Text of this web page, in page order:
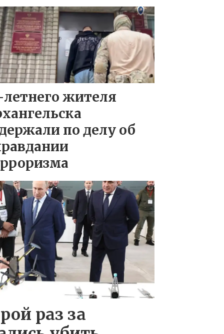
летнего жителя
по делу об
раз за